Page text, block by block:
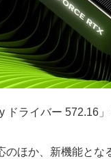
ドライバー 572.16
のほか、新機能とな